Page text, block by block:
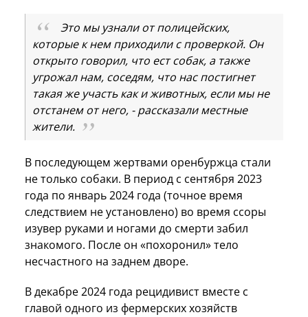
Это мы узнали от полицейских,
которые к нем приходили с проверкой. Он
открыто говорил, что ест собак, а также
угрожал нам, соседям, что нас постигнет
такая же участь как и животных, если мы не
отстанем от него, - рассказали местные
жители.
В последующем жертвами оренбуржца стали
не только собаки. В период с сентября 2023
года по январь 2024 года (точное время
следствием не установлено) во время ссоры
изувер руками и ногами до смерти забил
знакомого. После он «похоронил» тело
несчастного на заднем дворе.
В декабре 2024 года рецидивист вместе с
главой одного из фермерских хозяйств